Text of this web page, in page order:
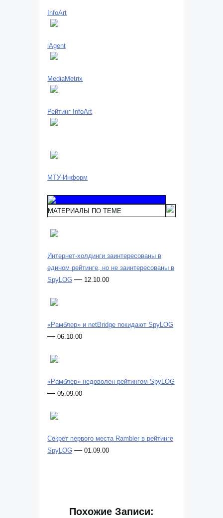
InfoArt
iAgent
MediaMetrix
Рейтинг InfoArt
МТУ-Информ
МАТЕРИАЛЫ ПО ТЕМЕ
Интернет-холдинги заинтересованы в
едином рейтинге, но не заинтересованы в
SpyLOG — 12.10.00
«Рамблер» и netBridge покидают SpyLOG
— 06.10.00
«Рамблер» недоволен рейтингом SpyLOG
— 05.09.00
Секрет первого места Rambler в рейтинге
SpyLOG — 01.09.00
Похожие Записи: